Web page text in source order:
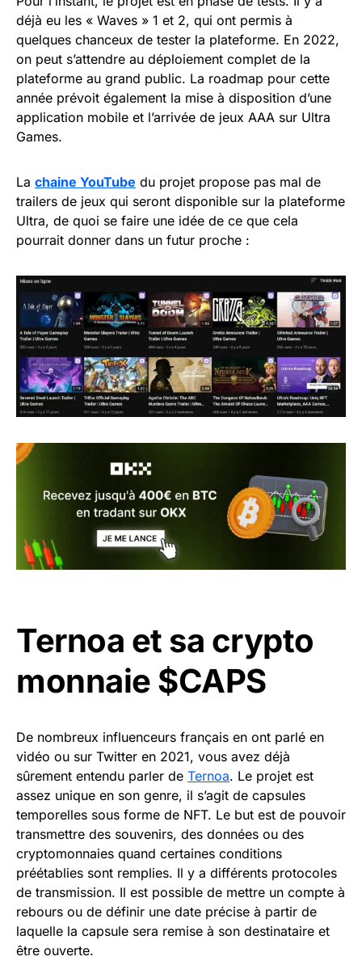
déjà eu les « Waves » 1 et 2, qui ont permis à
quelques chanceux de tester la plateforme. En 2022,
on peut s’attendre au déploiement complet de la
plateforme au grand public. La roadmap pour cette
année prévoit également la mise à disposition d’une
application mobile et l’arrivée de jeux AAA sur Ultra
Games.
La chaine YouTube du projet propose pas mal de
trailers de jeux qui seront disponible sur la plateforme
Ultra, de quoi se faire une idée de ce que cela
pourrait donner dans un futur proche :
Ternoa et sa crypto
monnaie $CAPS
De nombreux influenceurs français en ont parlé en
vidéo ou sur Twitter en 2021, vous avez déjà
sûrement entendu parler de Ternoa. Le projet est
assez unique en son genre, il s’agit de capsules
temporelles sous forme de NFT. Le but est de pouvoir
transmettre des souvenirs, des données ou des
cryptomonnaies quand certaines conditions
préétablies sont remplies. Il y a différents protocoles
de transmission. Il est possible de mettre un compte à
rebours ou de définir une date précise à partir de
laquelle la capsule sera remise à son destinataire et
être ouverte.